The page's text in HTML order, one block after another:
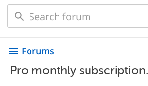
menu Forums
Pro monthly subscription.